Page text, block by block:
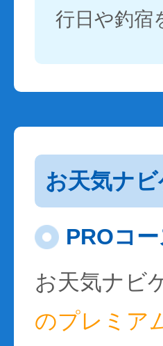
行日や釣宿
お天気ナ
PROコ
お天気ナビ
のプレミア